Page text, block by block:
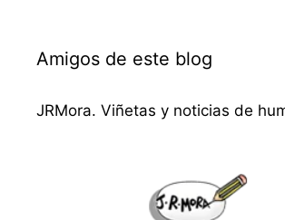
Amigos de este blog
JRMora. Viñetas y noticias de